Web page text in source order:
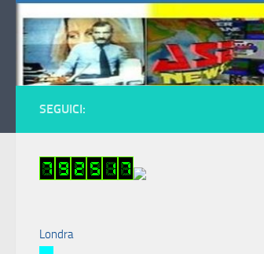
Salta al contenuto
SEGUICI:
Londra